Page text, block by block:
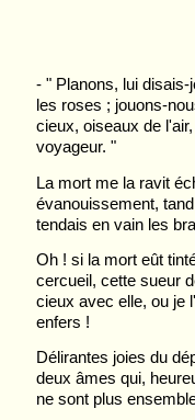
- " Planons, lui
les roses ; jouons-
cieux, oiseaux de
voyageur. "
La mort me la ravit
évanouissement,
tendais en vain les
Oh ! si la mort eût
cercueil, cette sueur
cieux avec elle, ou je
enfers !
Délirantes joies du
deux âmes qui,
ne sont plus